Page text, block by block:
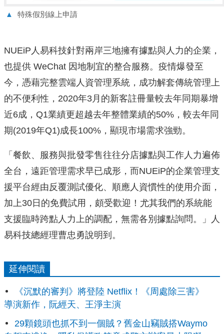
▲ 特殊假別線上申請
NUEiP人易科技針對兩岸三地擁有據點與人力的企業，
也提供 WeChat 因地制宜的整合服務。疫情爆發至
今，憑藉完整雲端人資管理系統，成功解套傳統管理上
的不便利性，2020年3月的新客註冊量較去年同期暴增
近6成，Q1業績更超越去年整體業績的50%，較去年同
期(2019年Q1)成長100%，顯現市場需求強勁。
「餐飲、服務與批發零售往往分店據點與工作人力遍佈
全台，遠距管理需求早已成形，而NUEiP的企業管理支
援平台經由反覆測試優化、順應人資慣性的使用介面，
加上30日的免費試用，頗受歡迎！尤其我們的系統能
支援臨時跨點人力上的調配，無需各別據點詢問。」人
易科技總經理曹忠勇說明到。
延伸閱讀
《沉默的審判》將登陸 Netflix！《周處除三害》
導演新作，阮經天、王淨主演
29顆鏡頭也抓不到一個賊？舊金山竊賊搭Waymo